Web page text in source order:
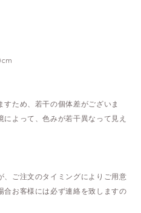
ため、若干の個体差がございま
よって、色みが若干異なって見え
ご注文のタイミングによりご用意
お客様には必ず連絡を致しますの